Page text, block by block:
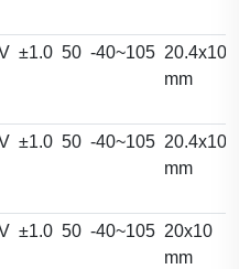
±1.0 50 -40~105
mm
±1.0 50 -40~105
mm
±1.0 50 -40~105 20x10
mm